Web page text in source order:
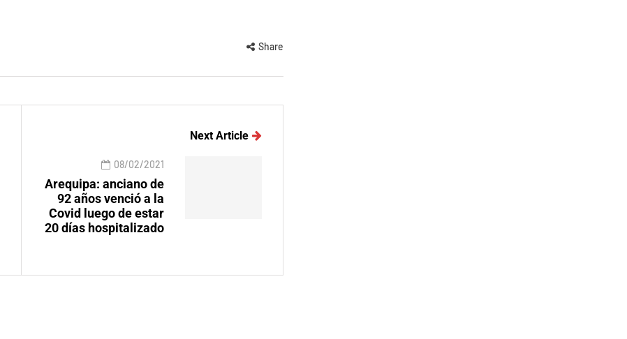
Share
Next Article
08/02/2021
Arequipa: anciano de
92 años venció a la
Covid luego de estar
20 días hospitalizado